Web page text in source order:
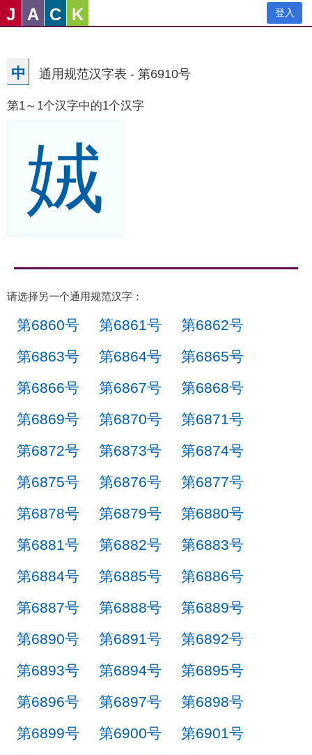
J A C K 登入
中 通用规范汉字表 - 第6910号
第1～1个汉字中的1个汉字
娀
请选择另一个通用规范汉字：
第6860号 第6861号
第6862号
第6863号
第6864号
第6865号
第6866号
第6867号
第6868号
第6869号
第6870号
第6871号
第6872号
第6873号
第6874号
第6875号
第6876号
第6877号
第6878号
第6879号
第6880号
第6881号
第6882号
第6883号
第6884号
第6885号
第6886号
第6887号
第6888号
第6889号
第6890号
第6891号
第6892号
第6893号
第6894号
第6895号
第6896号
第6897号
第6898号
第6899号
第6900号
第6901号